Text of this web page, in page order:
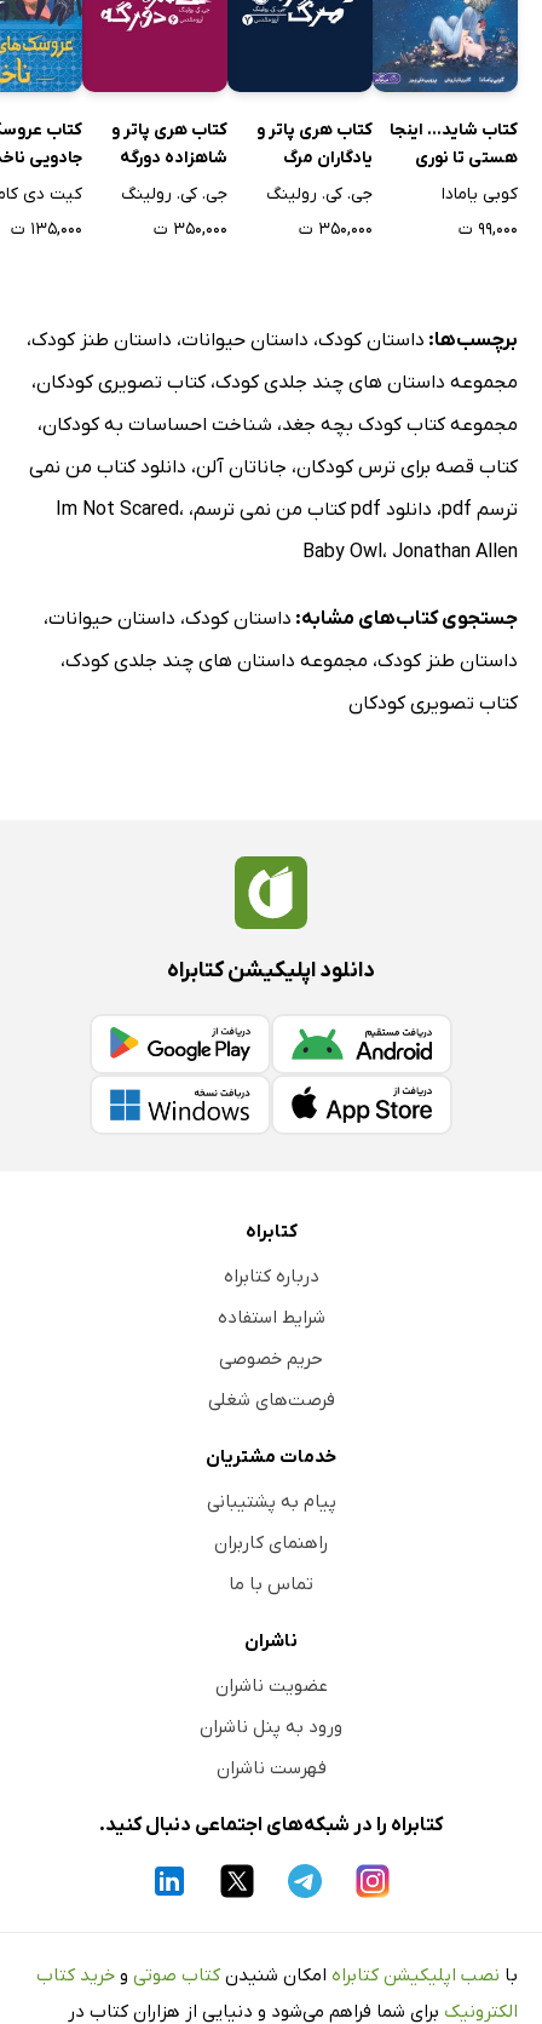
کتاب شاید... اینجا
هستی تا نوری
بتابانی
کوبی یامادا
۹۹,۰۰۰ ت
کتاب هری پاتر و
یادگاران مرگ
جی. کی. رولینگ
۳۵۰,۰۰۰ ت
کتاب هری پاتر و
شاهزاده دورگه
جی. کی. رولینگ
۳۵۰,۰۰۰ ت
کتاب
جادویی
کیت دی
۱۳۵,۰۰۰ ت
برچسب‌ها: داستان کودک، داستان حیوانات، داستان طنز کودک،
مجموعه داستان های چند جلدی کودک،کتاب تصویری کودکان،
مجموعه کتاب کودک بچه جغد، شناخت احساسات به کودکان،
کتاب قصه برای ترس کودکان، جاناتان آلن، دانلود کتاب من نمی
ترسم pdf
، دانلود pdf کتاب من نمی ترسم ، Im Not Scared،
Baby Owl، Jonathan Allen
جستجوی کتاب‌های مشابه: داستان کودک، داستان حیوانات،
داستان طنز کودک، مجموعه داستان های چند جلدی کودک،
کتاب تصویری کودکان
دانلود اپلیکیشن کتابراه
کتابراه
درباره کتابراه
شرایط استفاده
حریم خصوصی
فرصت‌های شغلی
خدمات مشتریان
پیام به پشتیبانی
راهنمای کاربران
تماس با ما
ناشران
عضویت ناشران
ورود به پنل ناشران
فهرست ناشران
کتابراه را در شبکه‌های اجتماعی دنبال کنید.
با نصب اپلیکیشن کتابراه امکان شنیدن کتاب صوتی و خرید کتاب
الکترونیک برای شما فراهم می‌شود و دنیایی از هزاران کتاب در